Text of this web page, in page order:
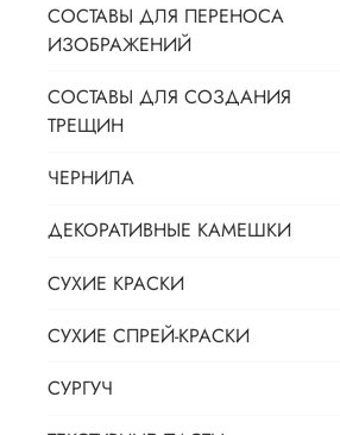
СОСТАВЫ ДЛЯ ПЕРЕНОСА
ИЗОБРАЖЕНИЙ
СОСТАВЫ ДЛЯ СОЗДАНИЯ
ТРЕЩИН
ЧЕРНИЛА
ДЕКОРАТИВНЫЕ КАМЕШКИ
СУХИЕ КРАСКИ
СУХИЕ СПРЕЙ-КРАСКИ
СУРГУЧ